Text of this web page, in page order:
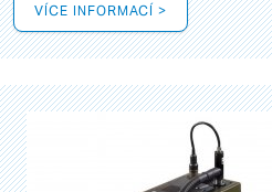
VÍCE INFORMACÍ >